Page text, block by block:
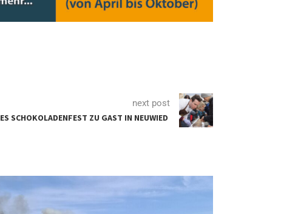
next post
SCHOKOLADENFEST ZU GAST IN NEUWIED